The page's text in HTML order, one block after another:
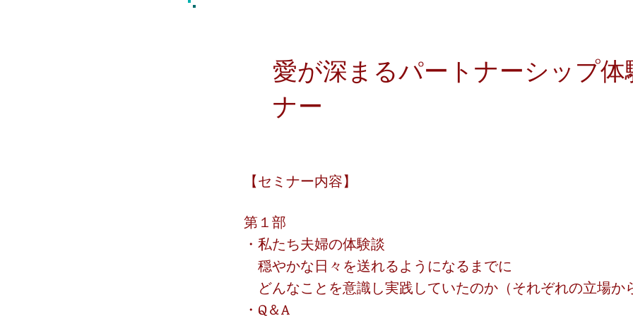
愛が深まるパートナーシップ体
ナー
【セミナー内容】
第１部
・私たち夫婦の体験談
穏やかな日々を送れるようになるまでに
どんなことを意識し実践していたのか（それぞれの立場か
・Q＆A